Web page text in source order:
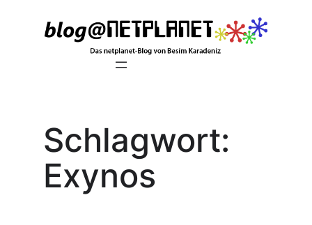
Schlagwort:
Exynos